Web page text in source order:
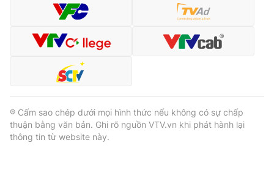
® Cấm sao chép dưới mọi hình thức nếu không có sự chấp
thuận bằng văn bản. Ghi rõ nguồn VTV.vn khi phát hành lại
thông tin từ website này.